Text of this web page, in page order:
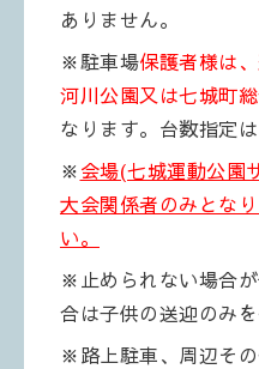
ありません。
※駐車場保護者様は
河川公園又は七城町
なります。台数指定は
※会場(七城運動公園
大会関係者のみとな
い。
※止められない場合
合は子供の送迎のみ
※路上駐車、周辺そ